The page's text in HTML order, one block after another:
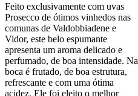
Feito exclusivamente com uvas
Prosecco de ótimos vinhedos nas
comunas de Valdobbiadene e
Vidor, este belo espumante
apresenta um aroma delicado e
perfumado, de boa intensidade. Na
boca é frutado, de boa estrutura,
refrescante e com uma ótima
acidez. Ele foi eleito o melhor